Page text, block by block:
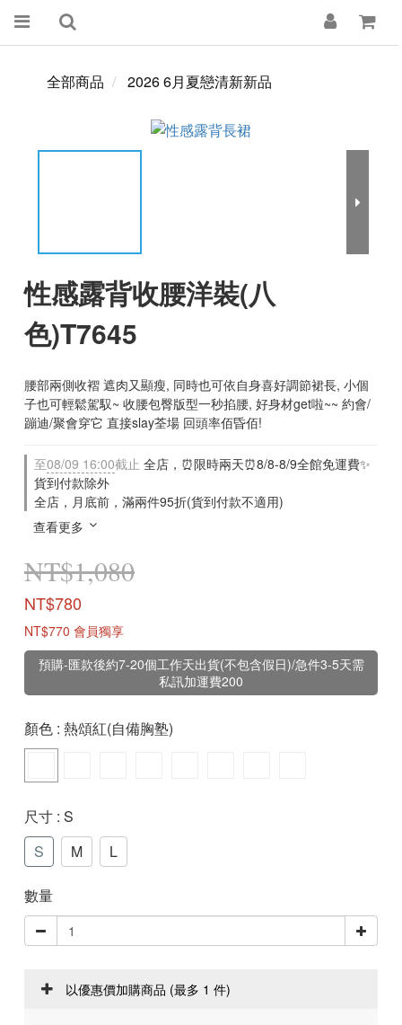
全部商品 2026 6月夏戀清新新品
性感露背收腰洋裝(八
色)T7645
腰部兩側收褶 遮肉又顯瘦, 同時也可依自身喜好調節裙長, 小個
子也可輕鬆駕馭~ 收腰包臀版型一秒掐腰, 好身材get啦~~ 約會/
蹦迪/聚會穿它 直接slay荃場 回頭率佰昏佰!
至08/09 16:00截止 全店，⏰限時兩天⏰8/8-8/9全館免運費✨
貨到付款除外
全店，月底前，滿兩件95折(貨到付款不適用)
查看更多
NT$1,080
NT$780
NT$770 會員獨享
預購-匯款後約7-20個工作天出貨(不包含假日)/急件3-5天需
私訊加運費200
顏色 : 熱頌紅(自備胸塾)
尺寸 : S
S
M L
數量
以優惠價加購商品 (最多 1 件)